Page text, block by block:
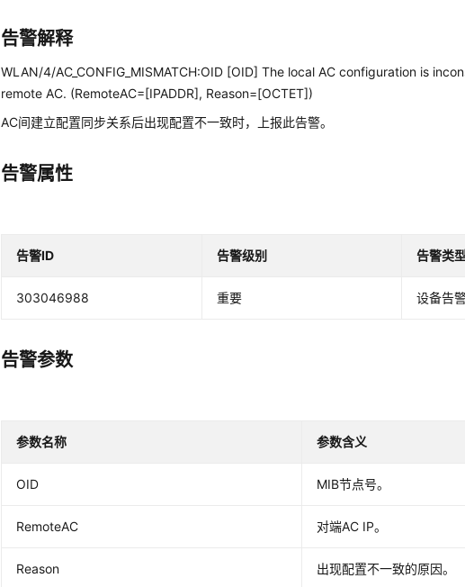
告警解释
WLAN/4/AC_CONFIG_MISMATCH:OID [OID] The local AC configuration is
remote AC. (RemoteAC=[IPADDR], Reason=[OCTET])
AC间建立配置同步关系后出现配置不一致时，上报此告警。
告警属性
告警ID 告警级别 告警类
303046988 重要 设备告
告警参数
参数名称 参数含义
OID MIB节点号。
RemoteAC 对端AC IP。
Reason 出现配置不一致的原因。